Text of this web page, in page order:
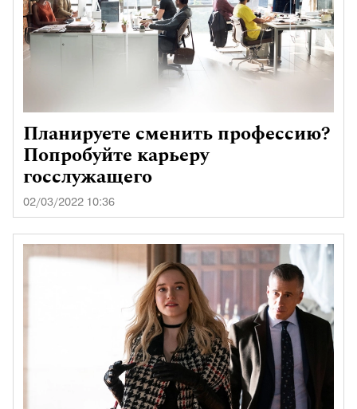
Планируете сменить профессию?
Попробуйте карьеру
госслужащего
02/03/2022 10:36